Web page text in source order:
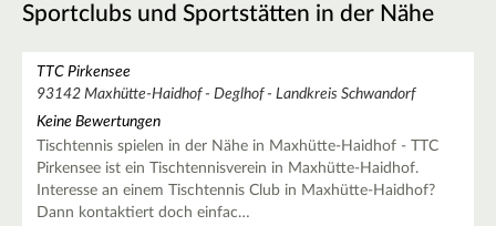
Sportclubs und Sportstätten in der Nähe
TTC Pirkensee
93142 Maxhütte-Haidhof - Deglhof - Landkreis Schwandorf
Keine Bewertungen
Tischtennis spielen in der Nähe in Maxhütte-Haidhof - TTC
Pirkensee ist ein Tischtennisverein in Maxhütte-Haidhof.
Interesse an einem Tischtennis Club in Maxhütte-Haidhof?
Dann kontaktiert doch einfac…